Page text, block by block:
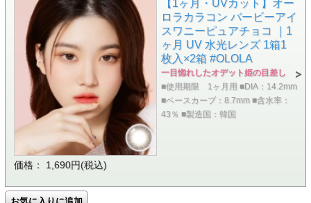
【1ヶ月・UVカット】オー
ロラカラコン バービーアイ
スワニーピュアチョコ ｜1
ヶ月 UV 水光レンズ 1箱1
枚入×2箱 #OLOLA
一目惚れしたオデット姫の目差し
■使用期限 1ヶ月用 ■DIA：14.2mm
■ベースカーブ：8.7mm ■含水率：
43％ ■製造国：韓国
価格： 1,690円(税込)